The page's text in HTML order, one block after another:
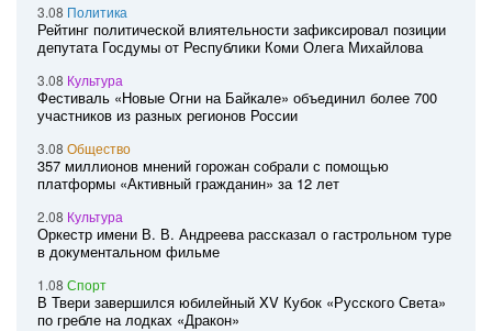
3.08 Политика
Рейтинг политической влиятельности зафиксировал позиции
депутата Госдумы от Республики Коми Олега Михайлова
3.08 Культура
Фестиваль «Новые Огни на Байкале» объединил более 700
участников из разных регионов России
3.08 Общество
357 миллионов мнений горожан собрали с помощью
платформы «Активный гражданин» за 12 лет
2.08 Культура
Оркестр имени В. В. Андреева рассказал о гастрольном туре
в документальном фильме
1.08 Спорт
В Твери завершился юбилейный XV Кубок «Русского Света»
по гребле на лодках «Дракон»